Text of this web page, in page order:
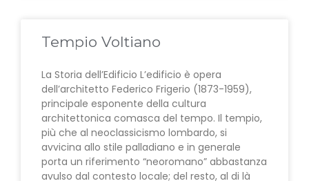
Tempio Voltiano
La Storia dell’Edificio L’edificio è opera
dell’architetto Federico Frigerio (1873-1959),
principale esponente della cultura
architettonica comasca del tempo. Il tempio,
più che al neoclassicismo lombardo, si
avvicina allo stile palladiano e in generale
porta un riferimento “neoromano” abbastanza
avulso dal contesto locale; del resto, al di là